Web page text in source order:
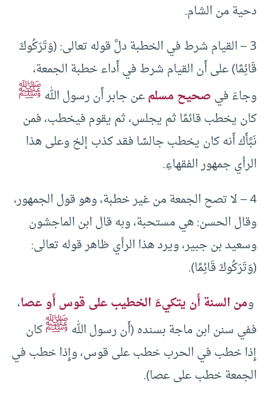
دحية من الشام.
3 – ‌‌القيام شرط في الخطبة دلَّ قوله تعالى: (وَتَرَكُوكَ
قَائِمًا) على أَن القيام شرط في أَداء خطبة الجمعة،
وجاءَ فيصحيح مسلمعن جابر أَن رسول اللهﷺ
كان يخطب قائمًا ثم يجلس، ثم يقوم فيخطب، فمن
نَبَّأَك أَنه كان يخطب جالسًا فقد كذب إلخ وعلى هذا
الرأي جمهور الفقهاءِ.
4 – لا تصح الجمعة من غير خطبة، وهو قول الجمهور،
وقال الحسن: هي مستحبة، وبه قال ابن الماجشون
وسعيد بن جبير، ويرد هذا الرأي ظاهر قوله تعالى:
(وَتَرَكُوكَ قَائِمًا).
ومن السنة أَن يتكيءَ الخطيب على قوس أَو عصا،
ففي سنن ابن ماجة بسنده (أَن رسول اللهﷺكان
إِذا خطب في الحرب خطب على قوس، وإِذا خطب في
الجمعة خطب على عصا).